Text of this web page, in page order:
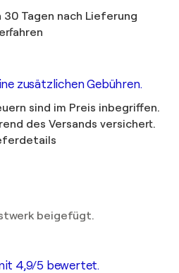
30 Tagen nach Lieferung
zusätzlichen Gebühren.
sind im Preis inbegriffen.
des Versands versichert.
beigefügt.
4,9/5 bewertet.